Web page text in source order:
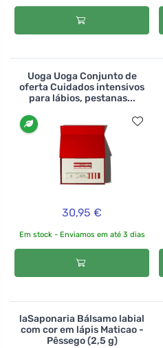
Uoga Uoga Conjunto de
oferta Cuidados intensivos
para lábios, pestanas...
30,95 €
Em stock - Enviamos em até 3 dias
laSaponaria Bálsamo labial
com cor em lápis Maticao -
Pêssego (2,5 g)